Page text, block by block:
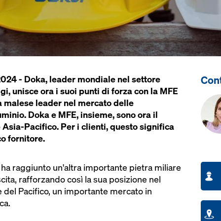
- Doka, leader mondiale nel settore
unisce ora i suoi punti di forza con la MFE
malese leader nel mercato delle
Doka e MFE, insieme, sono ora il
Pacifico. Per i clienti, questo significa
fornitore.
raggiunto un'altra importante pietra miliare
rafforzando così la sua posizione nel
Pacifico, un importante mercato in